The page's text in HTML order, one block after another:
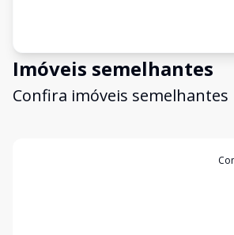
Imóveis semelhantes
Confira imóveis semelhantes